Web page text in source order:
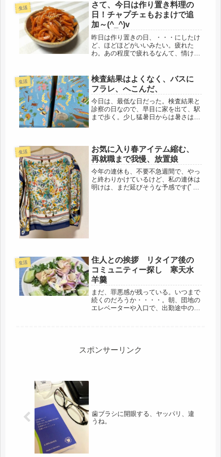
生活
さて、今日は作り置き料理の
日！チャプチェもおまけで追
加～(^_^)v
昨日は作り置きの日、・・・にしたけ
ど、ほどほどがいいみたい。疲れた
わ。あの程度で疲れるなんて、情けな
か・・・フフフ、考えたら、色々あ
る。でも、それを言っちゃ、お終いだ
ろ。命に別...
生活
検査結果はよくなく、バスに
フラレ、へこんだ、
今日は、最低な日だった。検査結果と
診察の日なので、早目に家を出て、駅
まで歩く。少し猛暑日からは暑さはマ
待合室は、多分、感染者が待機してい
る...
生活
お気に入り春アイテム縮む、
再就職まで我慢、放置娘
今年の連休も、不要不急週間で、やっ
と終わりかけているけど、私の連休は
明けは、まだ延びそうな予感です(ﾟ
生活
住人との挨拶 リタイア後の
コミュニティー探し 寒天水
羊羹
まだ、罪悪感が残っている。いつまで
続くのだろうか・・・・。朝、団地の
エレベーターや入口で、出勤途中の住
て、...
スポンサーリンク
歯ブラシに開眼する、ヤッパリ、違
うね。